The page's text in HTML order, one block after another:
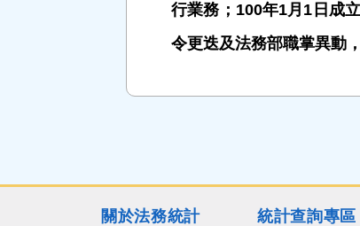
行業務；100年1月1日成
令更迭及法務部職掌異動
關於法務統計 統計查詢專區